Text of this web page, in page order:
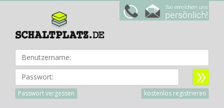
Passwort:
Passwort vergessen kostenlos registrieren